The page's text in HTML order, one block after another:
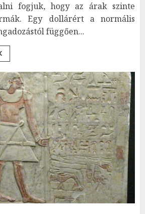
fogjuk, hogy az árak szinte
Egy dollárért a normális
függően...